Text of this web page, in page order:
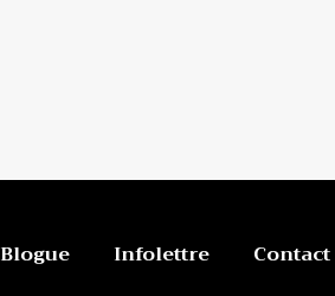
Blogue Infolettre Contact